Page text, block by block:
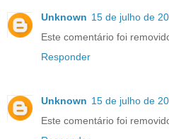
Unknown 15 de julho de
Este comentário foi
Responder
Unknown 15 de julho de
Este comentário foi